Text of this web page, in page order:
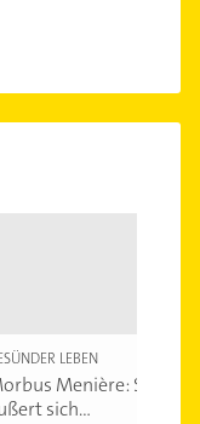
LEBEN
Menière: So
sich...